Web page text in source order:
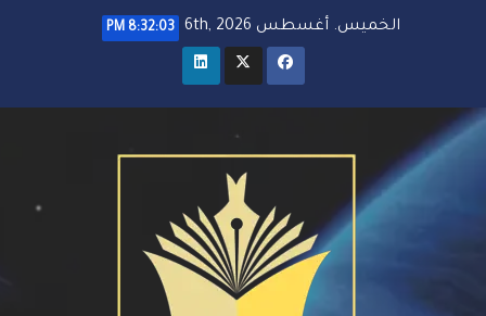
الخميس. أغسطس 6th, 2026 8:32:04 PM